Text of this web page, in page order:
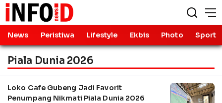
News Peristiwa Lifestyle Ekbis Photo Sport
Piala Dunia 2026
Loko Cafe Gubeng Jadi Favorit
Penumpang Nikmati Piala Dunia 2026